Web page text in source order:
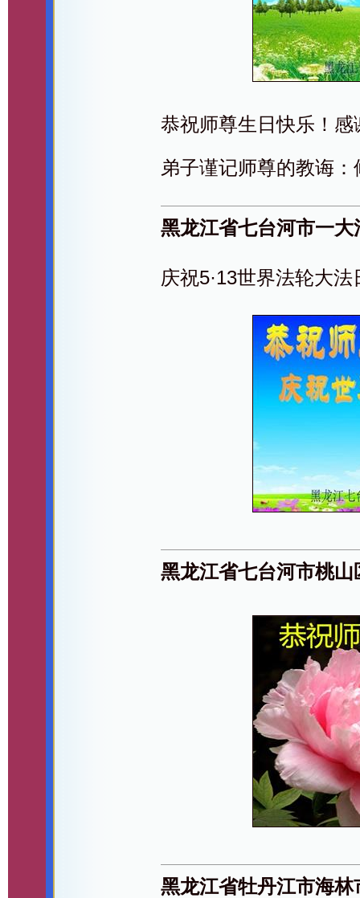
恭祝师尊生日快乐！
弟子谨记师尊的教诲
黑龙江省七台河市一
庆祝5·13世界法轮大法
黑龙江省七台河市桃
黑龙江省牡丹江市海